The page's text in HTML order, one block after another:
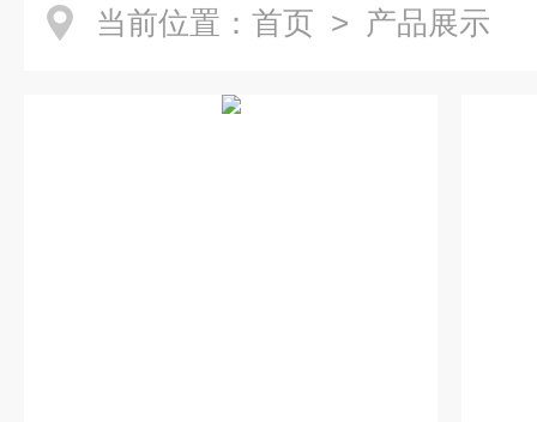
当前位置： 首页 > 产品展示